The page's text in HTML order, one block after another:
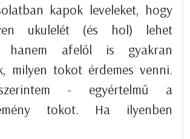
kapok leveleket, hogy
ukulelét (és hol) lehet
hanem afelől is gyakran
milyen tokot érdemes venni.
- egyértelmű a
tokot. Ha ilyenben